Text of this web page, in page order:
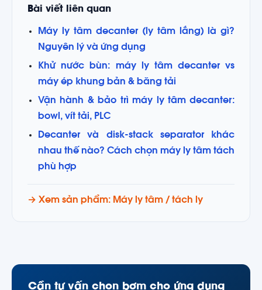
Bài viết liên quan
Máy ly tâm decanter (ly tâm lắng) là gì?
Nguyên lý và ứng dụng
Khử nước bùn: máy ly tâm decanter vs
máy ép khung bản & băng tải
Vận hành & bảo trì máy ly tâm decanter:
bowl, vít tải, PLC
Decanter và disk-stack separator khác
nhau thế nào? Cách chọn máy ly tâm tách
phù hợp
→ Xem sản phẩm: Máy ly tâm / tách ly
Cần tư vấn chọn bơm cho ứng dụng